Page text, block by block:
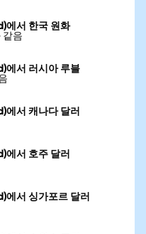
서 한국 원화
음
서 러시아 루블
서 캐나다 달러
서 호주 달러
서 싱가포르 달러